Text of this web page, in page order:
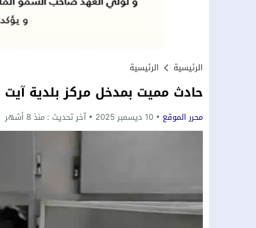
الرئيسية الرئيسية
حادث مميت بمدخل مركز بلدية آيت
محرر الموقع 10 ديسمبر 2025 آخر تحديث : منذ 8 أشهر